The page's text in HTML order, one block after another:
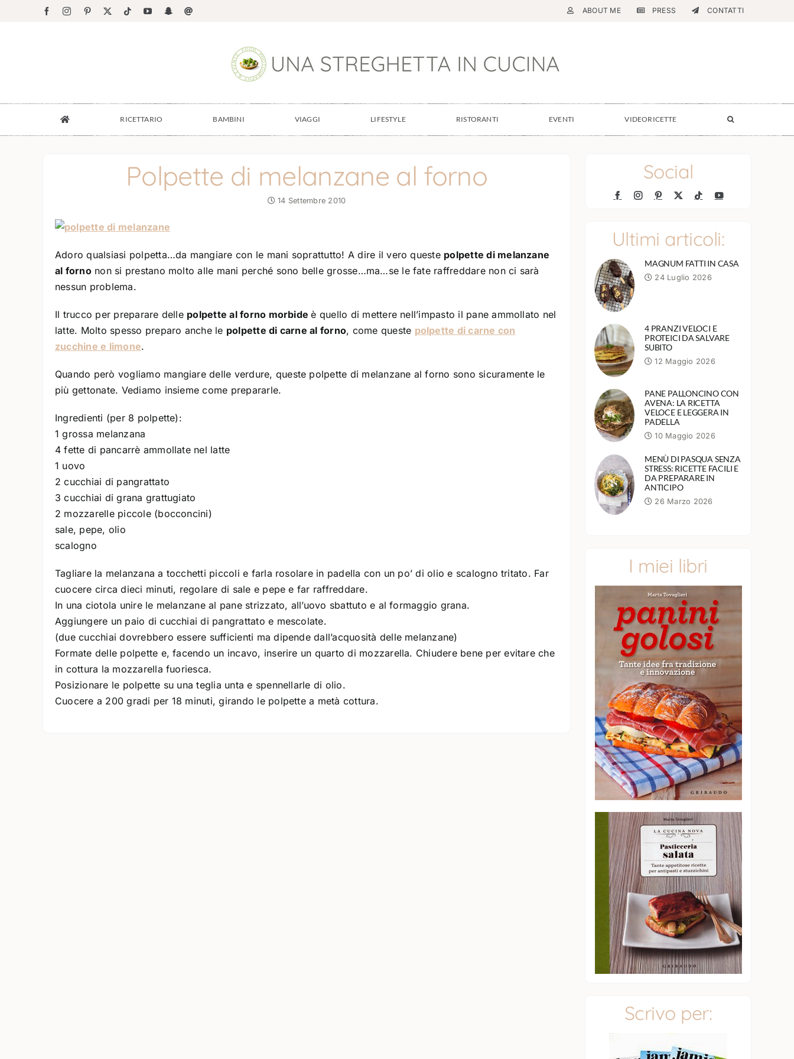
FacebookInstagramPinterest TiktokYouTubeSnapchatEmail ABOUT ME PRESS CONTATTI
RICETTARIO BAMBINI VIAGGI LIFESTYLE RISTORANTI EVENTI VIDEORICETTE
Polpette di melanzane al forno
14 Settembre 2010
Adoro qualsiasi polpetta…da mangiare con le mani soprattutto! A dire il vero queste polpette di melanzane
al fornonon si prestano molto alle mani perché sono belle grosse…ma…se le fate raffreddare non ci sarà
nessun problema.
Il trucco per preparare delle polpette al forno morbideè quello di mettere nell’impasto il pane ammollato nel
latte. Molto spesso preparo anche le polpette di carne al forno, come queste polpette di carne con
zucchine e limone.
Quando però vogliamo mangiare delle verdure, queste polpette di melanzane al forno sono sicuramente le
più gettonate. Vediamo insieme come prepararle.
Ingredienti (per 8 polpette):
1 grossa melanzana
4 fette di pancarrè ammollate nel latte
1 uovo
2 cucchiai di pangrattato
3 cucchiai di grana grattugiato
2 mozzarelle piccole (bocconcini)
sale, pepe, olio
scalogno
Tagliare la melanzana a tocchetti piccoli e farla rosolare in padella con un po’ di olio e scalogno tritato. Far
cuocere circa dieci minuti, regolare di sale e pepe e far raffreddare.
In una ciotola unire le melanzane al pane strizzato, all’uovo sbattuto e al formaggio grana.
Aggiungere un paio di cucchiai di pangrattato e mescolate.
(due cucchiai dovrebbero essere sufficienti ma dipende dall’acquosità delle melanzane)
Formate delle polpette e, facendo un incavo, inserire un quarto di mozzarella. Chiudere bene per evitare che
in cottura la mozzarella fuoriesca.
Posizionare le polpette su una teglia unta e spennellarle di olio.
Cuocere a 200 gradi per 18 minuti, girando le polpette a metà cottura.
Social
Ultimi articoli:
MAGNUM FATTI IN CASA
24 Luglio 2026
4 PRANZI VELOCI E
PROTEICI DA SALVARE
SUBITO
12 Maggio 2026
PANE PALLONCINO CON
AVENA: LA RICETTA
VELOCE E LEGGERA IN
PADELLA
10 Maggio 2026
MENÙ DI PASQUA SENZA
STRESS: RICETTE FACILI E
DA PREPARARE IN
ANTICIPO
26 Marzo 2026
I miei libri
Scrivo per: